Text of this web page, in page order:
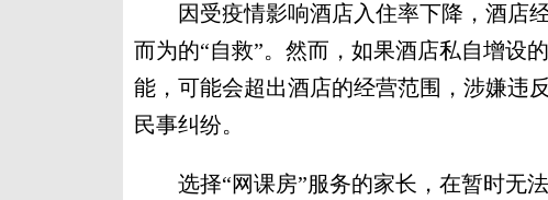
因受疫情影响酒店入住率下降，酒店经
而为的“自救”。然而，如果酒店私自增设
能，可能会超出酒店的经营范围，涉嫌违
民事纠纷。
选择“网课房”服务的家长，在暂时无法